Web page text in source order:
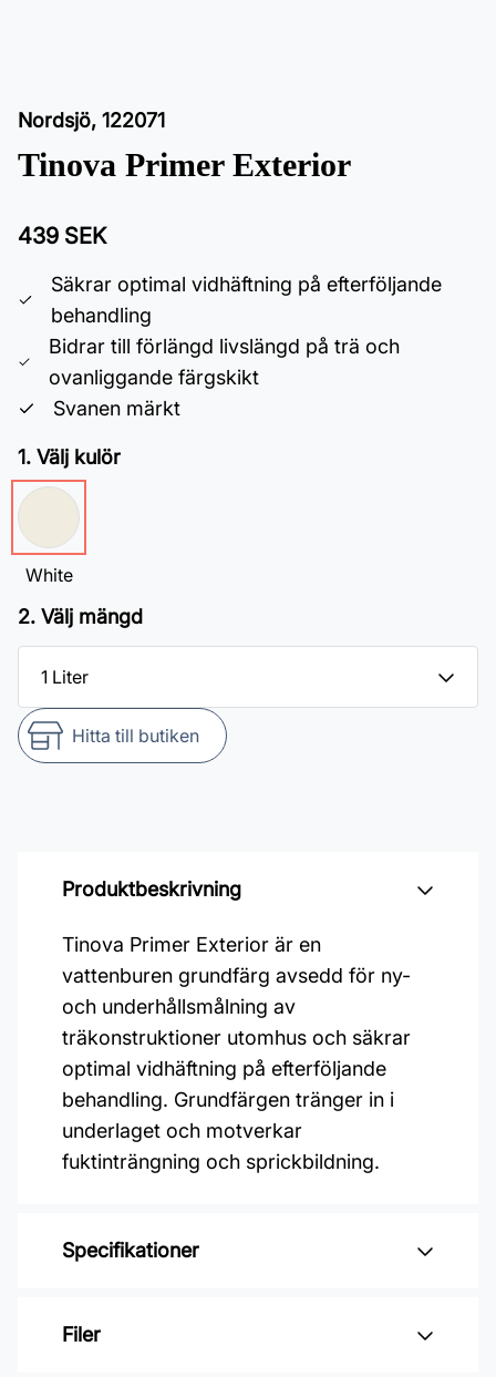
Nordsjö, 122071
Tinova Primer Exterior
439 SEK
Säkrar optimal vidhäftning på efterföljande
behandling
Bidrar till förlängd livslängd på trä och
ovanliggande färgskikt
Svanen märkt
1. Välj kulör
White
2. Välj mängd
Hitta till butiken
Produktbeskrivning
Tinova Primer Exterior är en
vattenburen grundfärg avsedd för ny-
och underhållsmålning av
träkonstruktioner utomhus och säkrar
optimal vidhäftning på efterföljande
behandling. Grundfärgen tränger in i
underlaget och motverkar
fuktinträngning och sprickbildning.
Specifikationer
Varumärke: Nordsjö
Filer